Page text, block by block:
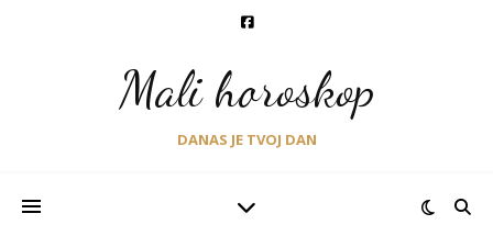
Mali horoskop
DANAS JE TVOJ DAN